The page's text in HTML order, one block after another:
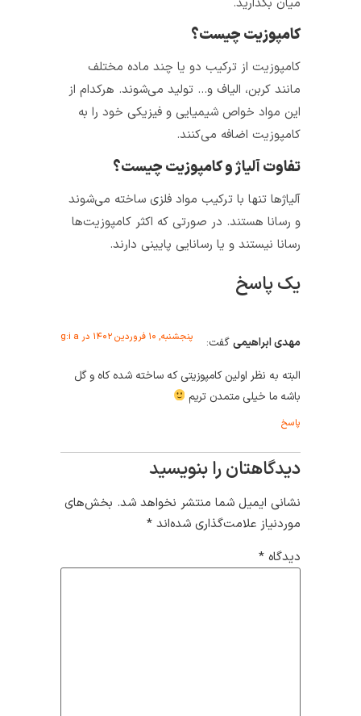
کامپوزیت چیست؟
کامپوزیت از ترکیب دو یا چند ماده مختلف
مانند کربن، الیاف و… تولید می‌شوند. هرکدام از
این مواد خواص شیمیایی و فیزیکی خود را به
کامپوزیت اضافه می‌کنند.
تفاوت آلیاژ و کامپوزیت چیست؟
آلیاژها تنها با ترکیب مواد فلزی ساخته می‌شوند
و رسانا هستند. در صورتی که اکثر کامپوزیت‌ها
رسانا نیستند و یا رسانایی پایینی دارند.
یک پاسخ
مهدی ابراهیمیگفت: پنجشنبه, ۱۰ فروردین ۱۴۰۲ در g:i a
البته به نظر اولین کامپوزیتی که ساخته شده کاه و گل
باشه ما خیلی متمدن تریم
دیدگاهتان را بنویسید
نشانی ایمیل شما منتشر نخواهد شد. بخش‌های
موردنیاز علامت‌گذاری شده‌اند*